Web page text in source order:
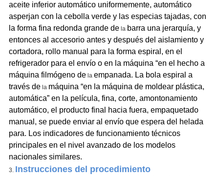
aceite inferior automático uniformemente, automático
asperjan con la cebolla verde y las especias tajadas, con
la forma fina redonda grande dela barra una jerarquía, y
entonces al accesorio antes y después del aislamiento y
cortadora, rollo manual para la forma espiral, en el
refrigerador para el envío o en la máquina “en el hecho a
máquina filmógeno dela empanada. La bola espiral a
través dela máquina “en la máquina de moldear plástica,
automática” en la película, fina, corte, amontonamiento
automático, el producto final hacia fuera, empaquetado
manual, se puede enviar al envío que espera del helada
para. Los indicadores de funcionamiento técnicos
principales en el nivel avanzado de los modelos
nacionales similares.
3. Instrucciones del procedimiento